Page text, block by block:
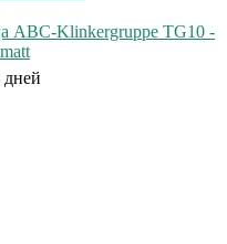
ABC-Klinkergruppe TG10 -
дней